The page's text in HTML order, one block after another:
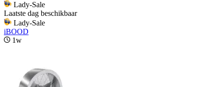
Lady-Sale
Laatste dag beschikbaar
Lady-Sale
iBOOD
1w